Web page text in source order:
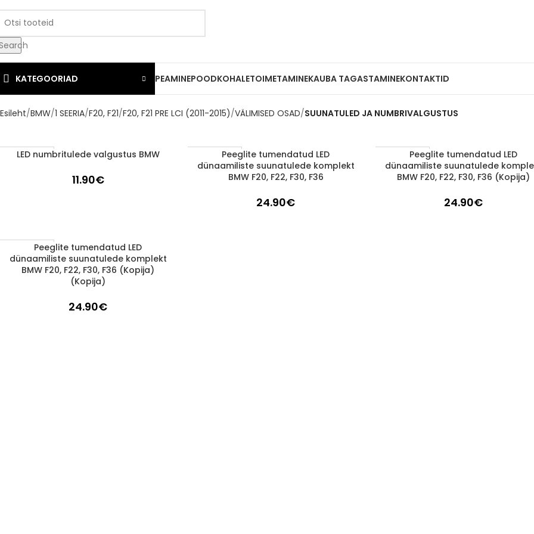
KATEGOORIAD PEAMINEPOODKOHALETOIMETAMINEKAUBA TAGASTAMINEKONTAKTID
Esileht BMW 1 SEERIA F20, F21 F20, F21 PRE LCI (2011-2015) VÄLIMISED OSAD SUUNATULED JA NUMBRIVALGUSTUS
1-3 d.d.
LISA KORVI
LED numbritulede valgustus BMW
11.90€
1-3 d.d.
LISA KORVIPeeglite tumendatud LED
dünaamiliste suunatulede komplekt
BMW F20, F22, F30, F36
24.90€
1-3 d.d.
LISA KORVIPeeglite tumendatud LED
dünaamiliste suunatulede
BMW F20, F22, F30, F36 (Kopija)
24.90€
1-3 d.d.
LISA KORVIPeeglite tumendatud LED
dünaamiliste suunatulede komplekt
BMW F20, F22, F30, F36 (Kopija)
(Kopija)
24.90€